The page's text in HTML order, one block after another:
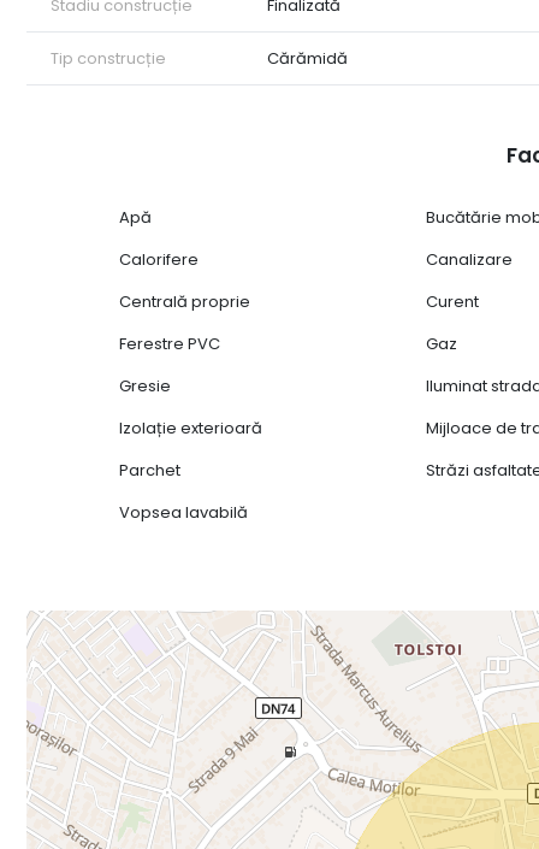
Stadiu construcție Finalizată
Tip construcție Cărămidă
Apă Bucătărie
Calorifere
Canalizare
Centrală proprie
Curent
Ferestre PVC
Gaz
Gresie
Iluminat
Izolație exterioară
Mijloace de
Parchet
Străzi
Vopsea lavabilă